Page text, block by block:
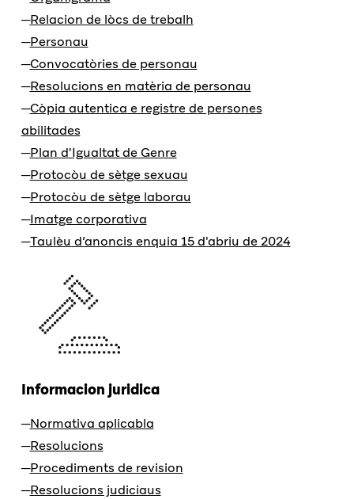
Relacion de lòcs de trebalh
Personau
Convocatòries de personau
Resolucions en matèria de personau
Còpia autentica e registre de persones
abilitades
Plan d'Igualtat de Genre
Protocòu de sètge sexuau
Protocòu de sètge laborau
Imatge corporativa
Taulèu d’anoncis enquia 15 d'abriu de 2024
Informacion juridica
Normativa aplicabla
Resolucions
Procediments de revision
Resolucions judiciaus